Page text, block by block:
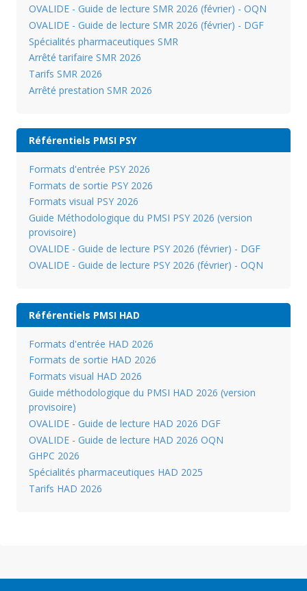
OVALIDE - Guide de lecture SMR 2026 (février) - OQN
OVALIDE - Guide de lecture SMR 2026 (février) - DGF
Spécialités pharmaceutiques SMR
Arrêté tarifaire SMR 2026
Tarifs SMR 2026
Arrêté prestation SMR 2026
Référentiels PMSI PSY
Formats d'entrée PSY 2026
Formats de sortie PSY 2026
Formats visual PSY 2026
Guide Méthodologique du PMSI PSY 2026 (version
provisoire)
OVALIDE - Guide de lecture PSY 2026 (février) - DGF
OVALIDE - Guide de lecture PSY 2026 (février) - OQN
Référentiels PMSI HAD
Formats d'entrée HAD 2026
Formats de sortie HAD 2026
Formats visual HAD 2026
Guide méthodologique du PMSI HAD 2026 (version
provisoire)
OVALIDE - Guide de lecture HAD 2026 DGF
OVALIDE - Guide de lecture HAD 2026 OQN
GHPC 2026
Spécialités pharmaceutiques HAD 2025
Tarifs HAD 2026